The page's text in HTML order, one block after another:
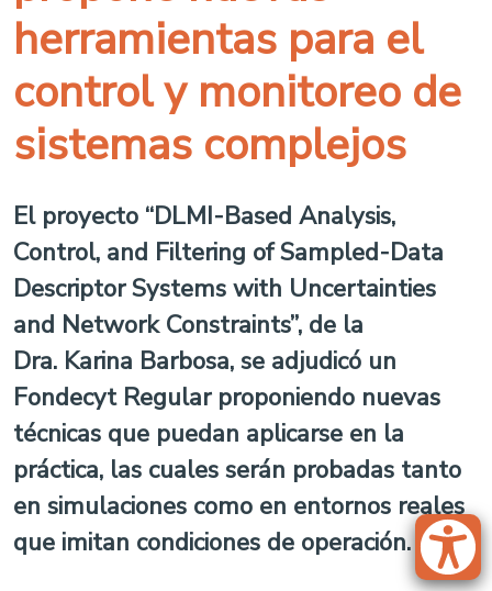
herramientas para el
control y monitoreo de
sistemas complejos
El proyecto “DLMI-Based Analysis,
Control, and Filtering of Sampled-Data
Descriptor Systems with Uncertainties
and Network Constraints”, de la
Dra. Karina Barbosa, se adjudicó un
Fondecyt Regular proponiendo nuevas
técnicas que puedan aplicarse en la
práctica, las cuales serán probadas tanto
en simulaciones como en entornos reales
que imitan condiciones de operación.